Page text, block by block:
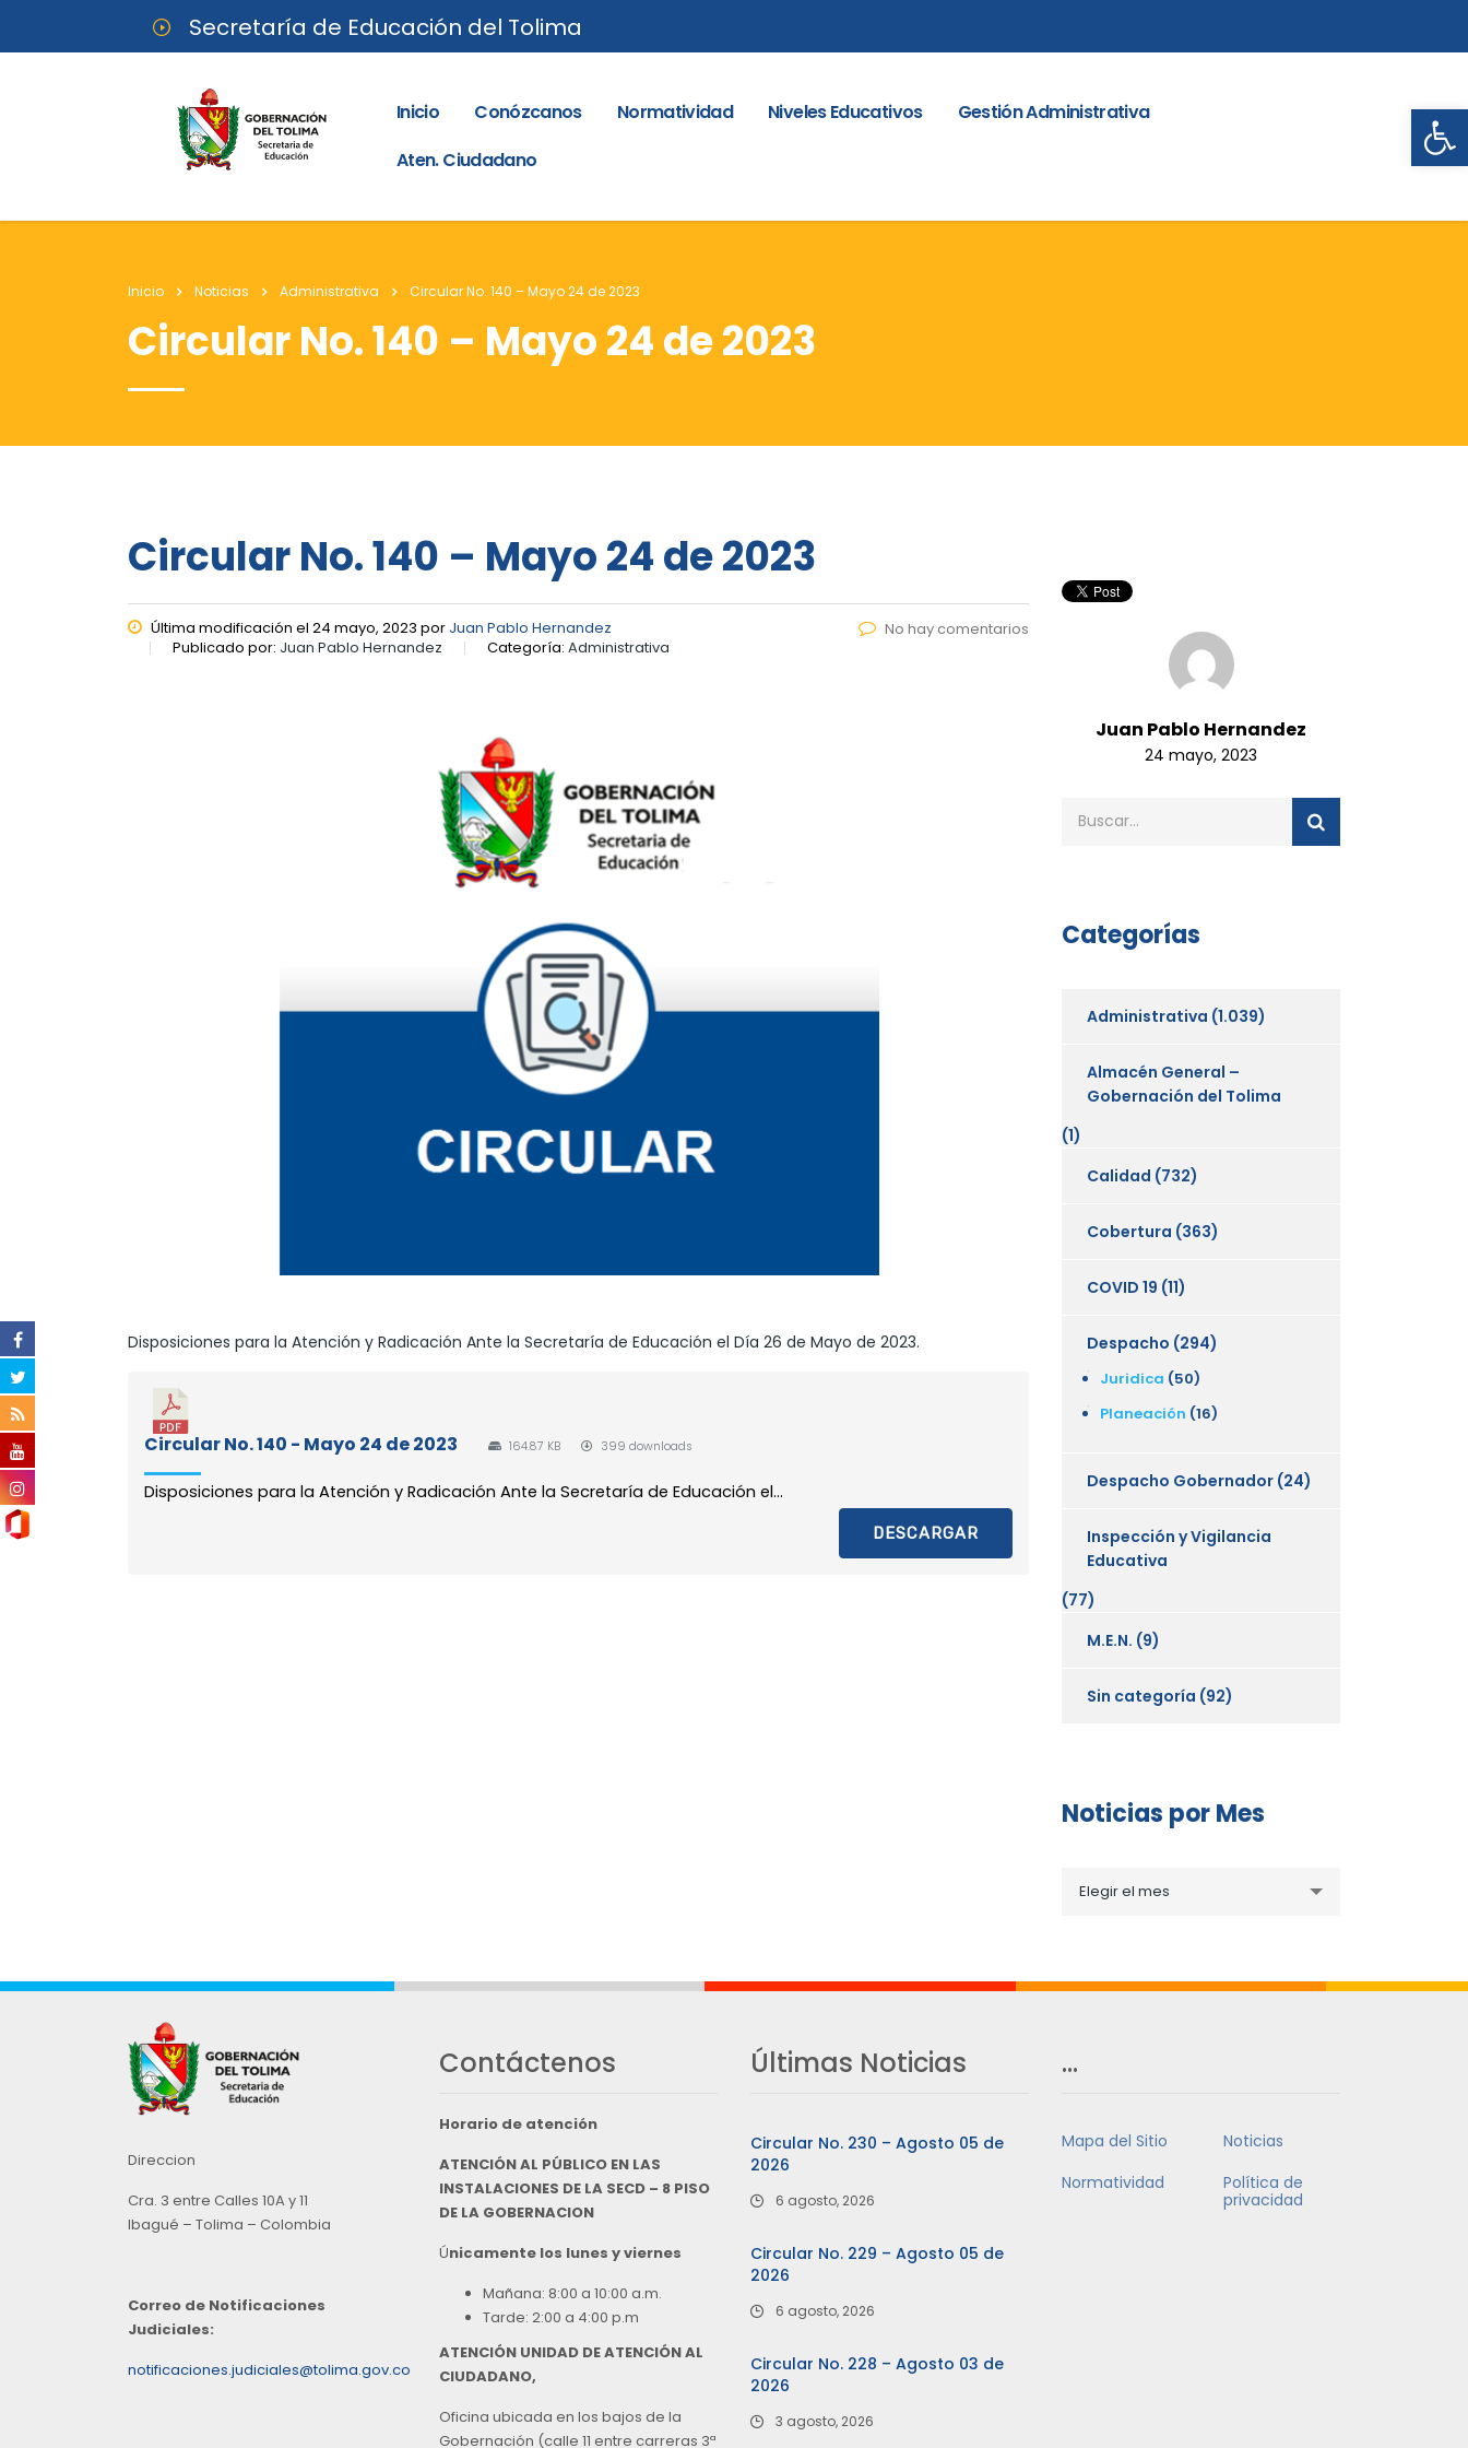
Secretaría de Educación del Tolima
Inicio Conózcanos Normatividad Niveles Educativos
Gestión Administrativa
Aten. Ciudadano
Inicio Noticias Administrativa Circular No. 140 – Mayo 24 de 2023
Circular No. 140 – Mayo 24 de 2023
Circular No. 140 – Mayo 24 de 2023
Última modificación el 24 mayo, 2023 por Juan Pablo Hernandez
Publicado por: Juan Pablo Hernandez Categoría: Administrativa
No hay comentarios
Disposiciones para la Atención y Radicación Ante la Secretaría de Educación el Día 26 de Mayo de 2023.
Circular No. 140 - Mayo 24 de 2023 164.87 KB 399 downloads
Disposiciones para la Atención y Radicación Ante la Secretaría de Educación el...
DESCARGAR
Juan Pablo Hernandez
24 mayo, 2023
Categorías
Administrativa (1.039)
Almacén General –
Gobernación del Tolima
(1)
Calidad (732)
Cobertura (363)
COVID 19 (11)
Despacho (294)
Juridica (50)
Planeación (16)
Despacho Gobernador (24)
Inspección y Vigilancia
Educativa
(77)
M.E.N. (9)
Sin categoría (92)
Noticias por Mes
porElegir el mes
Direccion
Cra. 3 entre Calles 10A y 11
Ibagué – Tolima – Colombia
Correo de Notificaciones
Judiciales:
notificaciones.judiciales@tolima.gov.co
Contáctenos
Horario de atención
ATENCIÓN AL PÚBLICO EN LAS
INSTALACIONES DE LA SECD – 8 PISO
DE LA GOBERNACION
Únicamente los lunes y viernes
Mañana: 8:00 a 10:00 a.m.
Tarde: 2:00 a 4:00 p.m
ATENCIÓN UNIDAD DE ATENCIÓN AL
CIUDADANO,
Oficina ubicada en los bajos de la
Gobernación (calle 11 entre carreras 3ª
Últimas Noticias
Circular No. 230 – Agosto 05 de
2026
6 agosto, 2026
Circular No. 229 – Agosto 05 de
2026
6 agosto, 2026
Circular No. 228 – Agosto 03 de
2026
3 agosto, 2026
…
Mapa del Sitio
Noticias
Normatividad
Política de
privacidad